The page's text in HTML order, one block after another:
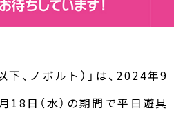
、ノボルト）」は、2024年9
18日（水）の期間で平日遊具